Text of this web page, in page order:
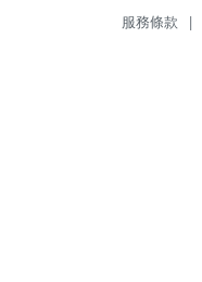
服務條款 |